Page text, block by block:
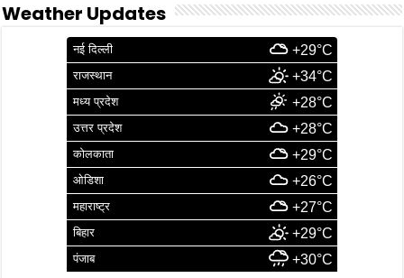
Weather Updates
नई दिल्ली +29°C
राजस्थान +34°C
मध्य प्रदेश +28°C
उत्तर प्रदेश +28°C
कोलकाता +29°C
ओडिशा +26°C
महाराष्ट्र +27°C
बिहार +29°C
पंजाब +30°C